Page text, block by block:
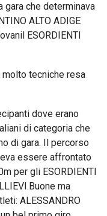
gara che determinava
ALTO ADIGE
ESORDIENTI
tecniche resa
dove erano
di categoria che
di gara. Il percorso
essere affrontato
per gli ESORDIENTI
ma
ALESSANDRO